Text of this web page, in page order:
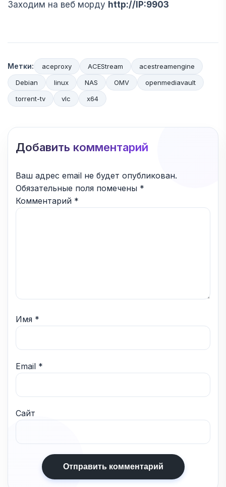
Заходим на веб морду http://IP:9903
Метки: aceproxy ACEStream
acestreamengine
Debian
linux NAS OMV
openmediavault
torrent-tv
vlc x64
Добавить комментарий
Ваш адрес email не будет опубликован.
Обязательные поля помечены *
Комментарий *
Имя *
Email *
Сайт